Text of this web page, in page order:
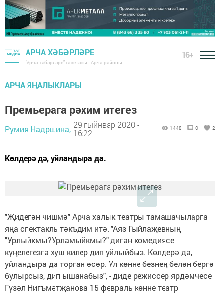
АРЧА ХӘБӘРЛӘРЕ
"Арча хәбәрләре" газетасы - Арча районы
16+
АРЧА ЯҢАЛЫКЛАРЫ
Премьерага рәхим итегез
Румия Надршина, 29 гыйнвар 2020 -
16:22
1448 0 2
Көлдерә дә, уйландыра да.
"Җидегән чишмә" Арча халык театры тамашачыларга
яңа спектакль тәкъдим итә. "Аяз Гыйлаҗевның
"Урлыйкмы?Урламыйкмы?" дигән комедиясе
күңелегезгә хуш килер дип уйлыйбыз. Көлдерә дә,
уйландыра да торган әсәр. Ул көнне безнең белән бергә
булырсыз, дип ышанабыз", - диде режиссер ярдәмчесе
Гүзәл Нигъмәтҗанова 15 февраль көнне театр